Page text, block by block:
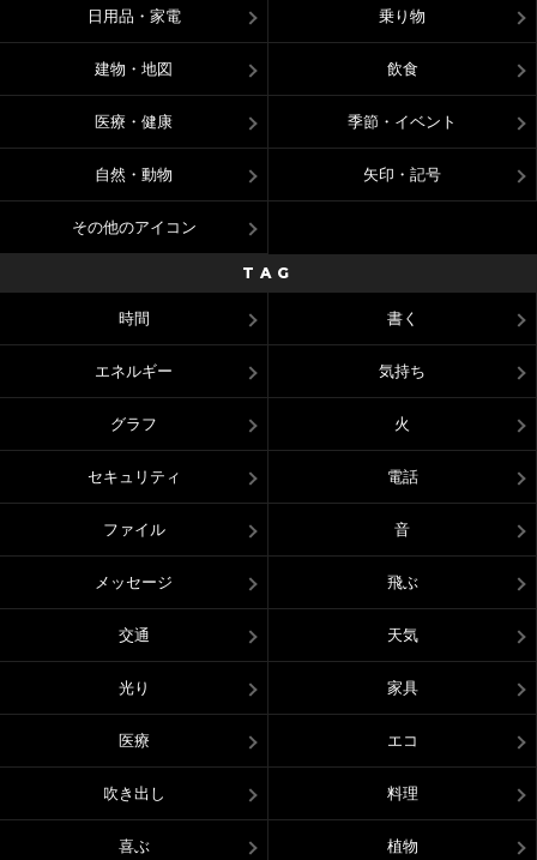
日用品・家電 乗り物
建物・地図 飲食
医療・健康 季節・イベント
自然・動物 矢印・記号
その他のアイコン
TAG
時間 書く
エネルギー 気持ち
グラフ 火
セキュリティ 電話
ファイル 音
メッセージ 飛ぶ
交通 天気
光り 家具
医療 エコ
吹き出し 料理
喜ぶ 植物